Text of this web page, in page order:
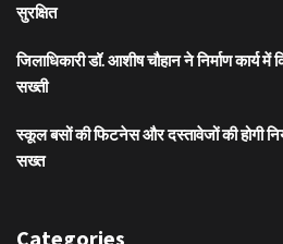
सुरक्षित
जिलाधिकारी डॉ. आशीष चौहान ने निर्माण कार्य
सख्ती
स्कूल बसों की फिटनेस और दस्तावेजों की होगी
सख्त
Categories